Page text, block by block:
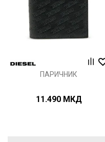
ПАРИЧНИК
11.490 МКД